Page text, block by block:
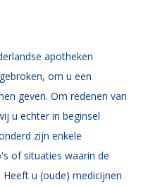
apotheken
om u een
geven. Om redenen van
u echter in beginsel
zijn enkele
of situaties waarin de
u (oude) medicijnen